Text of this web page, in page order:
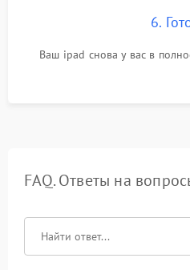
6.
Ваш ipad снова у вас в
FAQ. Ответы на